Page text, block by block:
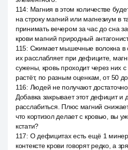
114: Магния в этом количестве
на строку магний или магнезиум в
принимать вечером за час до сна
крови магний природный
115: Сжимает мышечные волокна в
их расслабляет при дефиците,
сужены, кровь проходит через них
растёт, по разным оценкам, от 50
116: Людей не получают
Добавка закрывает этот дефицит и
расслабиться. Плюс магний
что кортизол делает с кровью, вы
кстати?
117: О дефицитах есть ещё 1
контексте крови говорят редко, а